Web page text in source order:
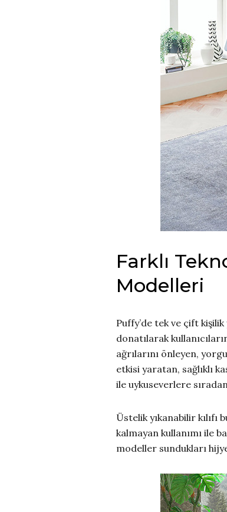
Farklı
Modelleri
Puffy’de tek ve çift
donatılarak
ağrılarını önleyen,
etkisi yaratan, sağlıklı
ile uykuseverlere
Üstelik yıkanabilir
kalmayan kullanımı ile
modeller sundukları